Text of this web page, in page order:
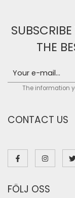
THE
The information
CONTACT US
FÖLJ OSS